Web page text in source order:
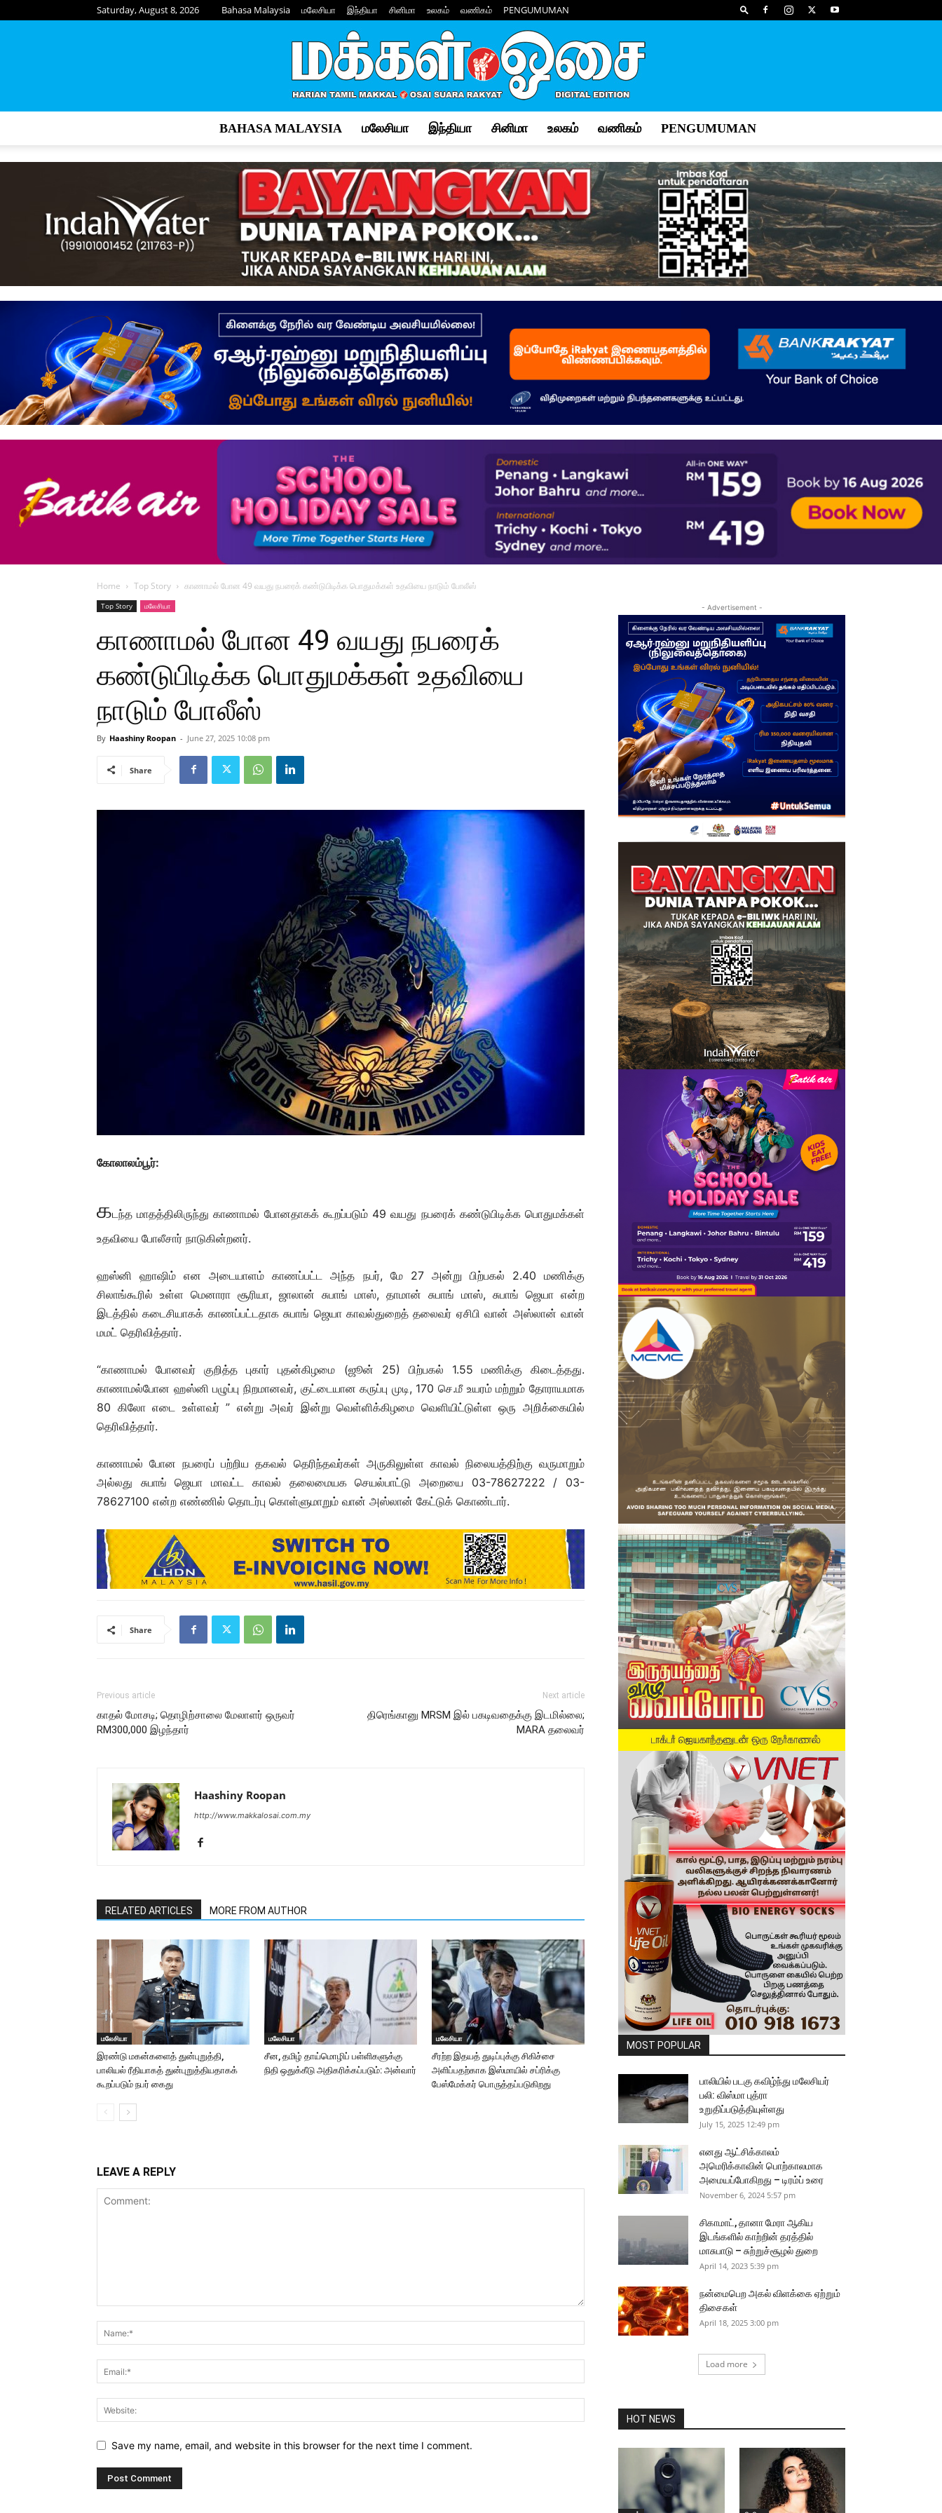
Saturday, August 8, 2026 Bahasa Malaysia மலேசியா இந்தியா சினிமா உலகம் வணிகம் PENGUMUMAN
Osai
–
மக்கள்
BAHASA MALAYSIA மலேசியா இந்தியா சினிமா உலகம் வணிகம் PENGUMUMAN
Home Top Story காணாமல் போன 49 வயது நபரைக் கண்டுபிடிக்க பொதுமக்கள் உதவியை நாடும் போலீஸ்
Top Story மலேசியா
காணாமல் போன 49 வயது நபரைக்
கண்டுபிடிக்க பொதுமக்கள் உதவியை
நாடும் போலீஸ்
By Haashiny Roopan - June 27, 2025 10:08 pm
Share
கோலாலம்பூர்:
கடந்த மாதத்திலிருந்து காணாமல் போனதாகக் கூறப்படும் 49 வயது நபரைக் கண்டுபிடிக்க பொதுமக்கள்
உதவியை போலீசார் நாடுகின்றனர்.
ஹஸ்னி ஹாஷிம் என அடையாளம் காணப்பட்ட அந்த நபர், மே 27 அன்று பிற்பகல் 2.40 மணிக்கு
சிலாங்கூரில் உள்ள மெனாரா சூரியா, ஜாலான் சுபாங் மாஸ், தாமான் சுபாங் மாஸ், சுபாங் ஜெயா என்ற
இடத்தில் கடைசியாகக் காணப்பட்டதாக சுபாங் ஜெயா காவல்துறைத் தலைவர் ஏசிபி வான் அஸ்லான் வான்
மமட் தெரிவித்தார்.
“காணாமல் போனவர் குறித்த புகார் புதன்கிழமை (ஜூன் 25) பிற்பகல் 1.55 மணிக்கு கிடைத்தது.
காணாமல்போன ஹஸ்னி பழுப்பு நிறமானவர், குட்டையான கருப்பு முடி, 170 செ.மீ உயரம் மற்றும் தோராயமாக
80 கிலோ எடை உள்ளவர் ” என்று அவர் இன்று வெள்ளிக்கிழமை வெளியிட்டுள்ள ஒரு அறிக்கையில்
தெரிவித்தார்.
காணாமல் போன நபரைப் பற்றிய தகவல் தெரிந்தவர்கள் அருகிலுள்ள காவல் நிலையத்திற்கு வருமாறும்
அல்லது சுபாங் ஜெயா மாவட்ட காவல் தலைமையக செயல்பாட்டு அறையை 03-78627222 / 03-
78627100 என்ற எண்ணில் தொடர்பு கொள்ளுமாறும் வான் அஸ்லான் கேட்டுக் கொண்டார்.
Share
Previous article
காதல் மோசடி; தொழிற்சாலை மேலாளர் ஒருவர்
RM300,000 இழந்தார்
Next article
திரெங்கானு MRSM இல் பகடிவதைக்கு இடமில்லை;
MARA தலைவர்
Haashiny Roopan
http://www.makkalosai.com.my
RELATED ARTICLES MORE FROM AUTHOR
மலேசியா
இரண்டு மகன்களைத் துன்புறுத்தி,
பாலியல் ரீதியாகத் துன்புறுத்தியதாகக்
கூறப்படும் நபர் கைது
மலேசியா
சீன, தமிழ் தாய்மொழிப் பள்ளிகளுக்கு
நிதி ஒதுக்கீடு அதிகரிக்கப்படும்: அன்வார்
மலேசியா
சீரற்ற இதயத் துடிப்புக்கு சிகிச்சை
அளிப்பதற்காக இஸ்மாயில் சப்ரிக்கு
பேஸ்மேக்கர் பொருத்தப்படுகிறது
LEAVE A REPLY
Save my name, email, and website in this browser for the next time I comment.
- Advertisement -
MOST POPULAR
பாலியில் படகு கவிழ்ந்து மலேசியர்
பலி: விஸ்மா புத்ரா
உறுதிப்படுத்தியுள்ளது
July 15, 2025 12:49 pm
எனது ஆட்சிக்காலம்
அமெரிக்காவின் பொற்காலமாக
அமையப்போகிறது – டிரம்ப் உரை
November 6, 2024 5:57 pm
சிகாமாட், தானா மேரா ஆகிய
இடங்களில் காற்றின் தரத்தில்
மாசுபாடு – சுற்றுச்சூழல் துறை
April 14, 2023 5:39 pm
நன்மைபெற அகல் விளக்கை ஏற்றும்
திசைகள்
April 18, 2025 3:00 pm
Load more
HOT NEWS